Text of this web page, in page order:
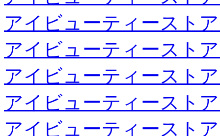
アイビューティースト
アイビューティースト
アイビューティースト
アイビューティースト
アイビューティースト